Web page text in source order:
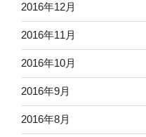
2016年12月
2016年11月
2016年10月
2016年9月
2016年8月